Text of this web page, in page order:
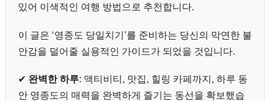
있어 이색적인 여행 방법으로 추천합니다.
이 글은 ‘영종도 당일치기’를 준비하는 당신의 막연한 불
안감을 덜어줄 실용적인 가이드가 되었을 것입니다.
✔ 완벽한 하루: 액티비티, 맛집, 힐링 카페까지, 하루 동
안 영종도의 매력을 완벽하게 즐기는 동선을 확보했습